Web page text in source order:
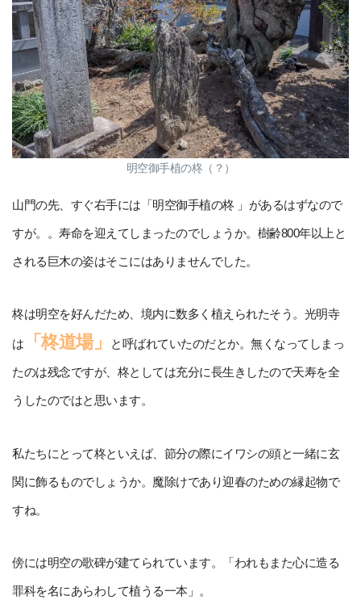
明空御手植の柊（？）
山門の先、すぐ右手には「明空御手植の柊 」があるはずなので
すが。。寿命を迎えてしまったのでしょうか。樹齢800年以上と
される巨木の姿はそこにはありませんでした。
柊は明空を好んだため、境内に数多く植えられたそう。光明寺
は 「柊道場」 と呼ばれていたのだとか。無くなってしまっ
たのは残念ですが、柊としては充分に長生きしたので天寿を全
うしたのではと思います。
私たちにとって柊といえば、節分の際にイワシの頭と一緒に玄
関に飾るものでしょうか。魔除けであり迎春のための縁起物で
すね。
傍には明空の歌碑が建てられています。「われもまた心に造る
罪科を名にあらわして植うる一本」。